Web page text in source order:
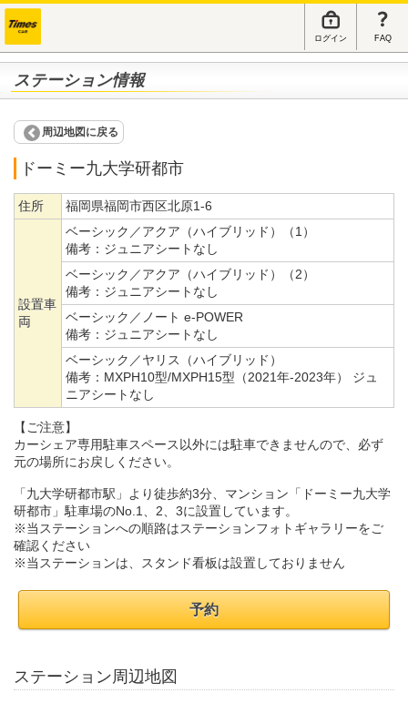
ログイン FAQ
ステーション情報
周辺地図に戻る
ドーミー九大学研都市
住所 福岡県福岡市西区北原1-6
設置車
両
ベーシック／アクア（ハイブリッド）（1）
備考： ジュニアシートなし
ベーシック／アクア（ハイブリッド）（2）
備考： ジュニアシートなし
ベーシック／ノート e-POWER
備考： ジュニアシートなし
ベーシック／ヤリス（ハイブリッド）
備考： MXPH10型/MXPH15型（2021年-2023年） ジュ
ニアシートなし
【ご注意】
カーシェア専用駐車スペース以外には駐車できませんので、必ず
元の場所にお戻しください。
「九大学研都市駅」より徒歩約3分、マンション「ドーミー九大学
研都市」駐車場のNo.1、2、3に設置しています。
※当ステーションへの順路はステーションフォトギャラリーをご
確認ください
※当ステーションは、スタンド看板は設置しておりません
予約
ステーション周辺地図